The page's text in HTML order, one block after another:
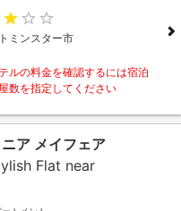
ミンスター市
ルの料金を確認するには宿泊
数を指定してください
ア メイフェア
Flat near